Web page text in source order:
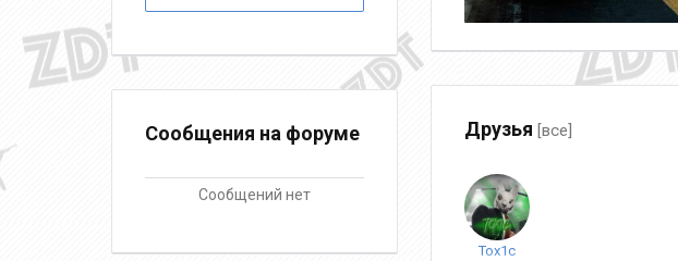
Друзья [все]
Tox1c
Сообщения на форуме
Сообщений нет